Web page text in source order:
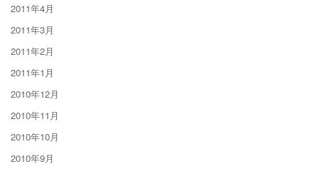
2011年4月
2011年3月
2011年2月
2011年1月
2010年12月
2010年11月
2010年10月
2010年9月